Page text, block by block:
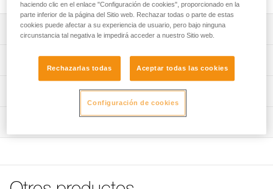
Descripción
Permite intercambiar o reemplazar el barboquejo de los
cascos VERTEX y STRATO.
Permite al trabajador modificar la resistencia del
ambientes: trabajos en altura (EN 12492) y trabajos en el
modos de utilización: resistencia elevada, para limitar el
Características técnicas
Materiales: poliamida, policarbonato y poliéster de alta
Características por referencia
Versión : Estándar
Información técnica
haciendo clic en el enlace "Configuración de cookies", proporcionado en la
parte inferior de la página del Sitio web. Rechazar todas o parte de estas
cookies puede afectar a su experiencia de usuario, pero bajo ninguna
circunstancia tal negativa le impedirá acceder a nuestro Sitio web.
Rechazarlas todas Aceptar todas las cookies
Configuración de cookies